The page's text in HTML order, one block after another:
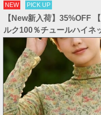
NEW PICK UP
【New新入荷】35%OFF
ルク100％チュールハイネ